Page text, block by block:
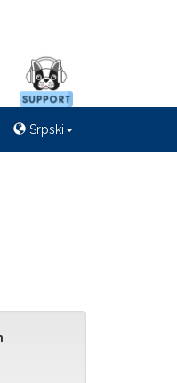
Srpski